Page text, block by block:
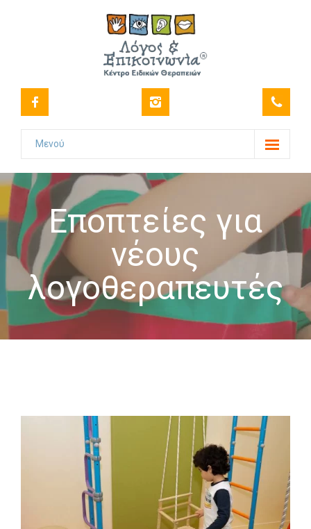
Μενού
Το Κέντρο
-- Όραμα
-- Ιστορικό
-- Πιστοποιήσεις
-- Στελέχωση
-- Επιστημονική Υπεύθυνη
Διαδικασίες
-- Θεραπευτικά Υλικά & Μέθοδοι
-- Διασφάλιση Ποιότητας – Υγιεινή Χώρων
-- Ατομικά Προγράμματα
Εποπτείες για
νέους
λογοθεραπευτές